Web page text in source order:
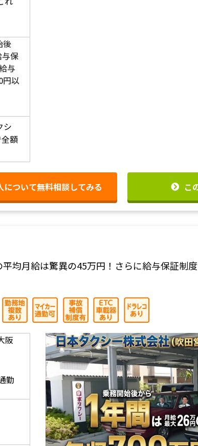
後
保
与
円以
シ
額
について無料相談してみる こ
均月給は驚異の45万円！さらに給与保証制
阪
勤